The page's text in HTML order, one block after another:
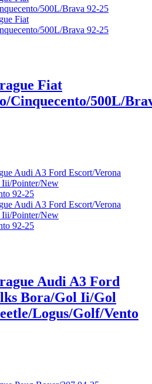
Fiat
Cinquecento/500L/
Audi A3 Ford
Bora/Gol Ii/Gol
Logus/Golf/Vento